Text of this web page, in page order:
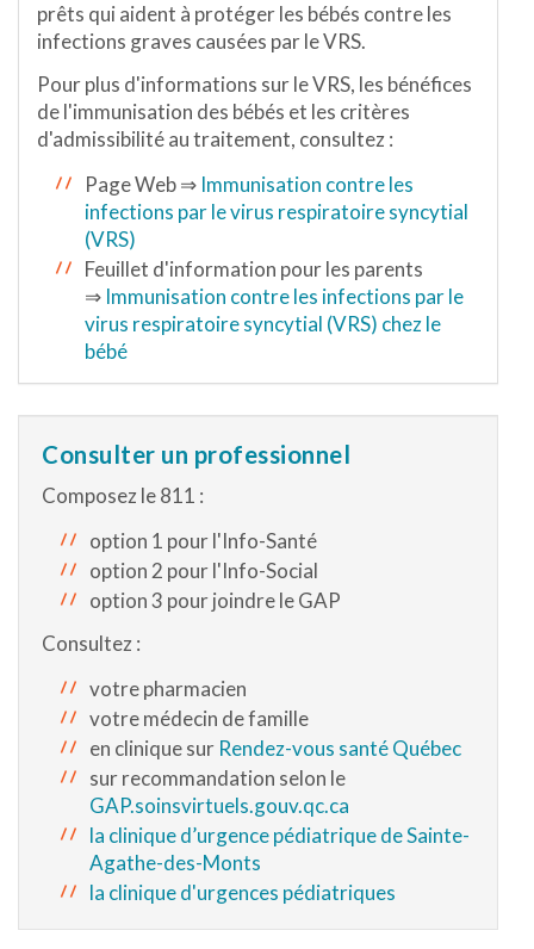
prêts qui aident à protéger les bébés contre les
infections graves causées par le VRS.
Pour plus d'informations sur le VRS, les bénéfices
de l'immunisation des bébés et les critères
d'admissibilité au traitement, consultez :
Page Web ⇒ Immunisation contre les
infections par le virus respiratoire syncytial
(VRS)
Feuillet d'information pour les parents
⇒ Immunisation contre les infections par le
virus respiratoire syncytial (VRS) chez le
bébé
Consulter un professionnel
Composez le 811 :
option 1 pour l'Info-Santé
option 2 pour l'Info-Social
option 3 pour joindre le GAP
Consultez :
votre pharmacien
votre médecin de famille
en clinique sur Rendez-vous santé Québec
sur recommandation selon le
GAP.soinsvirtuels.gouv.qc.ca
la clinique d’urgence pédiatrique de Sainte-
Agathe-des-Monts
la clinique d'urgences pédiatriques